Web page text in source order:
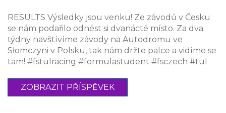
RESULTS Výsledky jsou venku! Ze závodů v Česku
se nám podařilo odnést si dvanácté místo. Za dva
týdny navštívíme závody na Autodromu ve
Słomczyni v Polsku, tak nám držte palce a vidíme se
tam! #fstulracing #formulastudent #fsczech #tul
ZOBRAZIT PŘÍSPĚVEK